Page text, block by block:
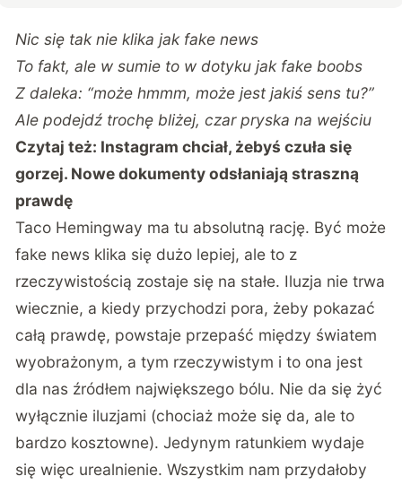
Nic się tak nie klika jak fake news
To fakt, ale w sumie to w dotyku jak fake boobs
Z daleka: “może hmmm, może jest jakiś sens tu?”
Ale podejdź trochę bliżej, czar pryska na wejściu
Czytaj też: Instagram chciał, żebyś czuła się
gorzej. Nowe dokumenty odsłaniają straszną
prawdę
Taco Hemingway ma tu absolutną rację. Być może
fake news klika się dużo lepiej, ale to z
rzeczywistością zostaje się na stałe. Iluzja nie trwa
wiecznie, a kiedy przychodzi pora, żeby pokazać
całą prawdę, powstaje przepaść między światem
wyobrażonym, a tym rzeczywistym i to ona jest
dla nas źródłem największego bólu. Nie da się żyć
wyłącznie iluzjami (chociaż może się da, ale to
bardzo kosztowne). Jedynym ratunkiem wydaje
się więc urealnienie. Wszystkim nam przydałoby